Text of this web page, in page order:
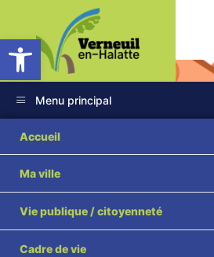
Ouvrir la barre d’outils
Menu principal
Accueil
Ma ville
Vie publique / citoyenneté
Cadre de vie
Groupe
Ferry